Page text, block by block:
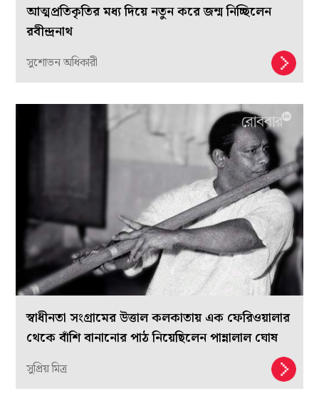
আত্মপ্রতিকৃতির মধ্য দিয়ে নতুন করে জন্ম নিচ্ছিলেন
রবীন্দ্রনাথ
সুশোভন অধিকারী
স্বাধীনতা সংগ্রামের উত্তাল কলকাতায় এক ফেরিওয়ালার
থেকে বাঁশি বানানোর পাঠ নিয়েছিলেন পান্নালাল ঘোষ
সুপ্রিয় মিত্র